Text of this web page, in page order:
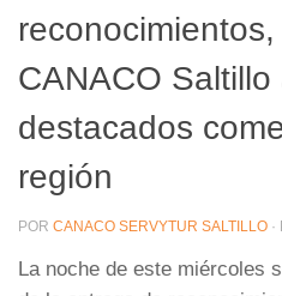
CANACO Saltillo
destacados
región
POR CANACO SERVYTUR SALTILLO
La noche de este miércoles